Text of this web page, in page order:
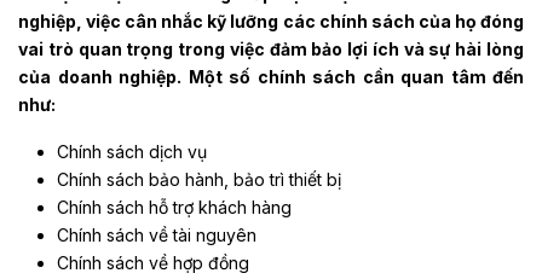
nghiệp, việc cân nhắc kỹ lưỡng các chính sách của họ đóng
vai trò quan trọng trong việc đảm bảo lợi ích và sự hài lòng
của doanh nghiệp. Một số chính sách cần quan tâm đến
như:
Chính sách dịch vụ
Chính sách bảo hành, bảo trì thiết bị
Chính sách hỗ trợ khách hàng
Chính sách về tài nguyên
Chính sách về hợp đồng